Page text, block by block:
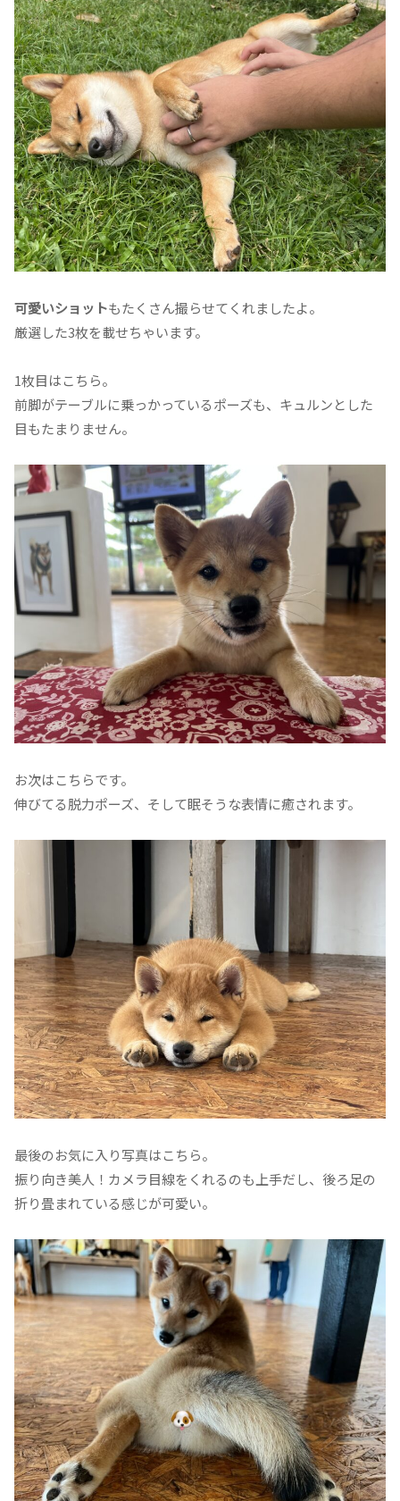
可愛いショットもたくさん撮らせてくれましたよ。
厳選した3枚を載せちゃいます。
1枚目はこちら。
前脚がテーブルに乗っかっているポーズも、キュルンとした
目もたまりません。
お次はこちらです。
伸びてる脱力ポーズ、そして眠そうな表情に癒されます。
最後のお気に入り写真はこちら。
振り向き美人！カメラ目線をくれるのも上手だし、後ろ足の
折り畳まれている感じが可愛い。